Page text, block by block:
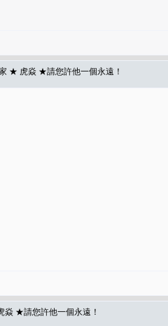
★ 虎焱 ★請您許他一個永遠！
★請您許他一個永遠！